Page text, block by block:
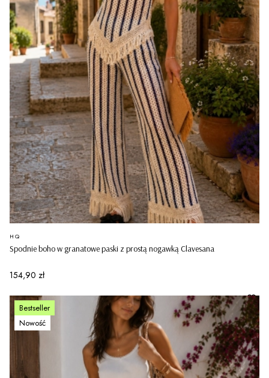
Spodnie boho w granatowe paski z prostą nogawką Clavesana
PRODUCENT
HQ
Cena
154,90 zł
Bestseller
Nowość